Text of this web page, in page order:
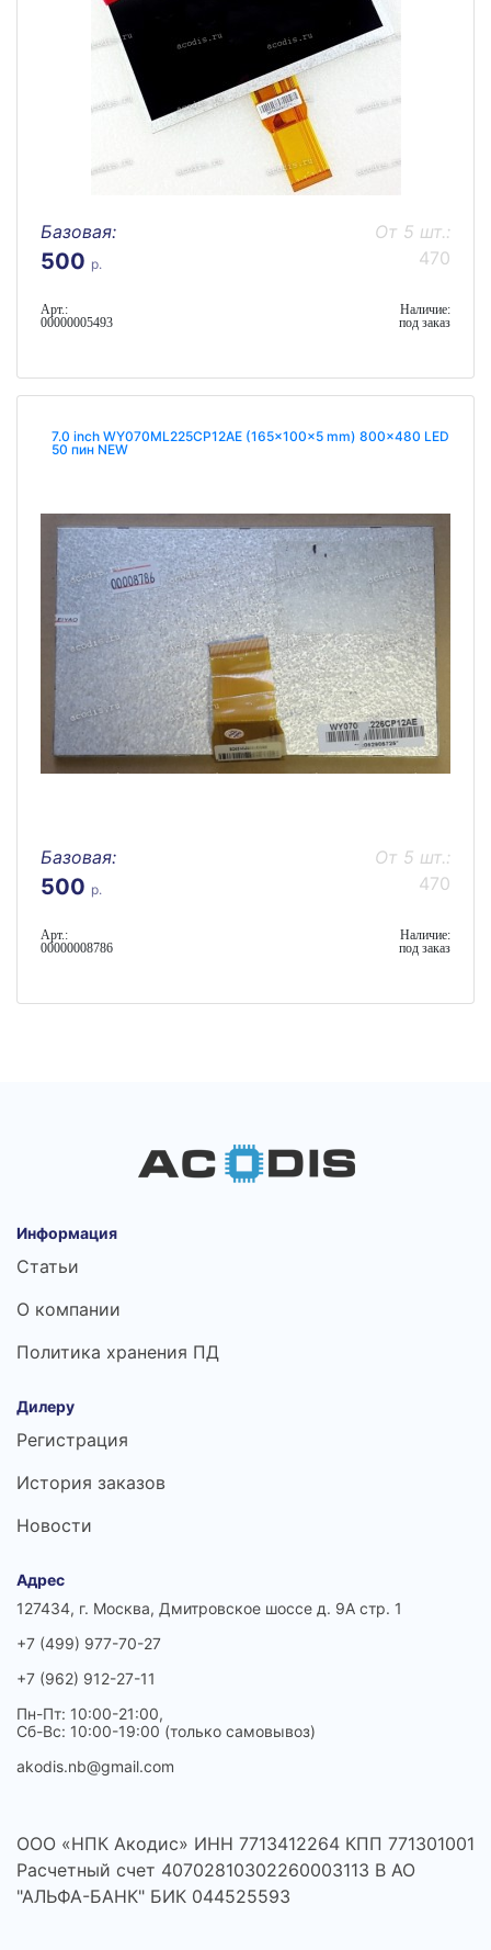
Базовая:
500 р.
От 5 шт.:
470
Арт.:
00000005493
Наличие:
под заказ
7.0 inch WY070ML225CP12AE (165x100x5 mm) 800x480 LED
50 пин NEW
Базовая:
500 р.
От 5 шт.:
470
Арт.:
00000008786
Наличие:
под заказ
Информация
Статьи
О компании
Политика хранения ПД
Дилеру
Регистрация
История заказов
Новости
Адрес
127434, г. Москва, Дмитровское шоссе д. 9А стр. 1
+7 (499) 977-70-27
+7 (962) 912-27-11
Пн-Пт: 10:00-21:00,
Сб-Вс: 10:00-19:00 (только самовывоз)
akodis.nb@gmail.com
ООО «НПК Акодис» ИНН 7713412264 КПП 771301001
Расчетный счет 40702810302260003113 В АО
"АЛЬФА-БАНК" БИК 044525593